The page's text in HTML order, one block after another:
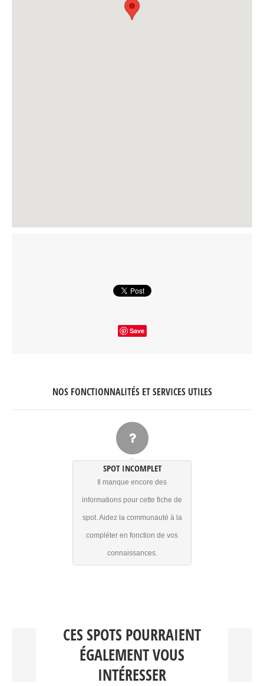
Save
NOS FONCTIONNALITÉS ET SERVICES UTILES
SPOT INCOMPLET
Il manque encore des
informations pour cette fiche de
spot. Aidez la communauté à la
compléter en fonction de vos
connaissances.
CES SPOTS POURRAIENT
ÉGALEMENT VOUS
INTÉRESSER